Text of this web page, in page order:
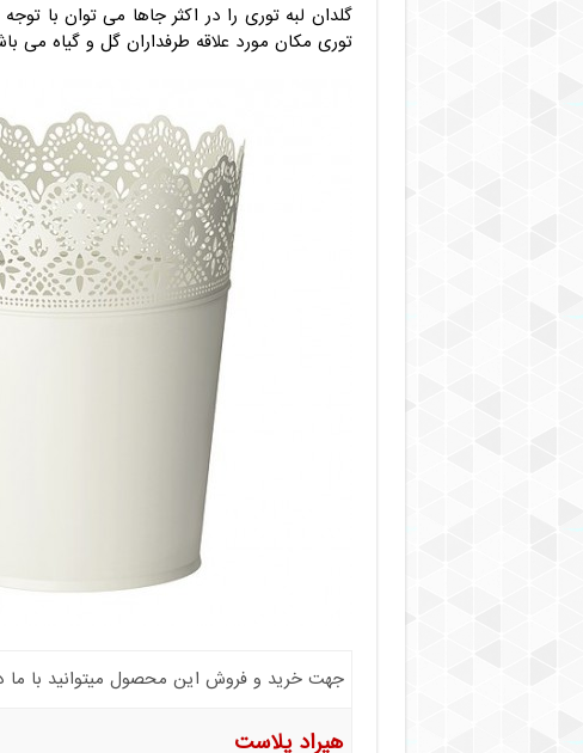
گلدان لبه توری را در اکثر جاها می توان با
توری مکان مورد علاقه طرفداران گل و گیاه می
جهت خرید و فروش این محصول میتوانید با ما
هیراد پلاست